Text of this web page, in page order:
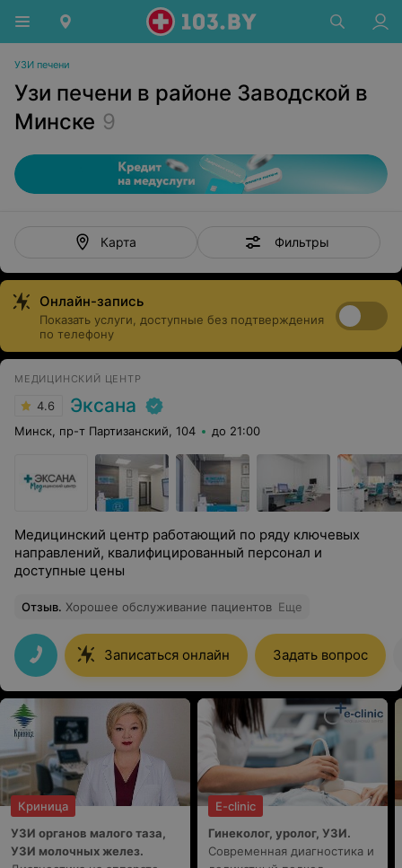
УЗИ печени
Узи печени в районе Заводской в
Минске 9
Карта Фильтры
Онлайн-запись
Показать услуги, доступные без подтверждения
по телефону
МЕДИЦИНСКИЙ ЦЕНТР
4.6 Эксана
Минск, пр-т Партизанский, 104 до 21:00
Медицинский центр работающий по ряду ключевых
направлений, квалифицированный персонал и
доступные цены
Отзыв. Хорошее обслуживание пациентов Еще
Записаться онлайн Задать вопрос
Криница
УЗИ органов малого таза,
УЗИ молочных желез.
E-clinic
Гинеколог, уролог, УЗИ.
Современная диагностика и